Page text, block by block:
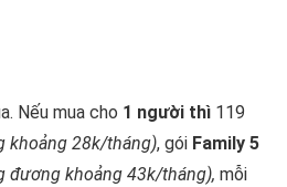
Nếu mua cho 1 người thì 119
khoảng 28k/tháng), gói Family 5
đương khoảng 43k/tháng), mỗi